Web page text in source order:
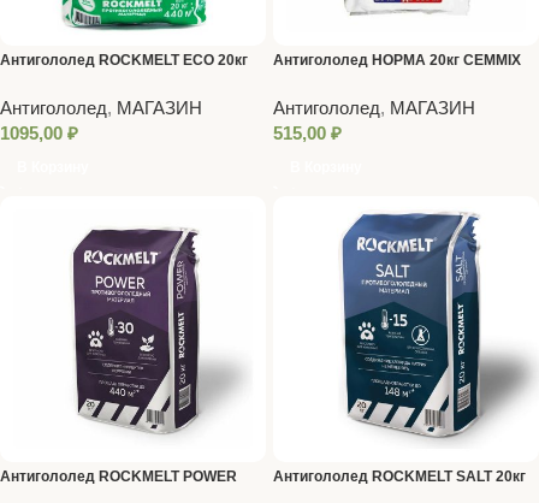
Антигололед ROCKMELT ECO 20кг
Антигололед, МАГАЗИН
1095,00 ₽
Антигололед НОРМА 20кг CEMMIX
Антигололед, МАГАЗИН
515,00 ₽
Антигололед ROCKMELT POWER
Антигололед ROCKMELT SALT 20кг